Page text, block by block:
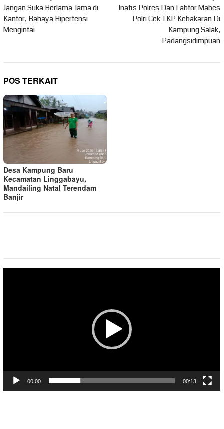
pos
Jangan Suka Berlama-lama di
Kantor, Bahaya Hipertensi
Mengintai
Inafis Polres Dan Labfor Mabes
Polri Cek TKP Kebakaran Di
Kampung Salak,
Padangsidimpuan
POS TERKAIT
Desa Kampung Baru
Kecamatan Linggabayu,
Mandailing Natal Terendam
Banjir
00:00 00:13